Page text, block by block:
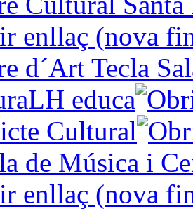
d´Art Tecla
educa
Cultural
de Música i